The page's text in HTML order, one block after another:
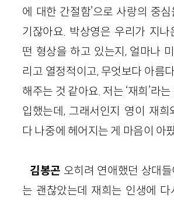
에 대한 간절함’으로 사랑의 중
기잖아요. 박상영은 우리가 지나
떤 형상을 하고 있는지, 얼마나
리고 열정적이고, 무엇보다 아름
해주는 것 같아요. 저는 ‘재희’라
입했는데, 그래서인지 영이 재희
다 나중에 헤어지는 게 마음이 아
김봉곤 오히려 연애했던 상대
는 괜찮았는데 재희는 인생에